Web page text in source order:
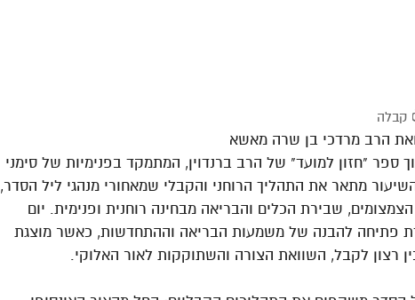
קבלה
הרב מרדכי בן שרה מאשא
ספר "חזון למועד" של הרב ברנדוין, המתמקד בפנימיות של סימני
מתאר את התהליך הרוחני והקבלי שמאחורי מנהגי ליל הסדר,
שבירת הכלים והבריאה מבחינה רוחנית ופנימית. יום
פתיחה להבנה של משמעות הבריאה וההתחדשות, כאשר מוצגת
רצון לקבל, השוואת הצורה והשתוקקות לאור האלוקי.